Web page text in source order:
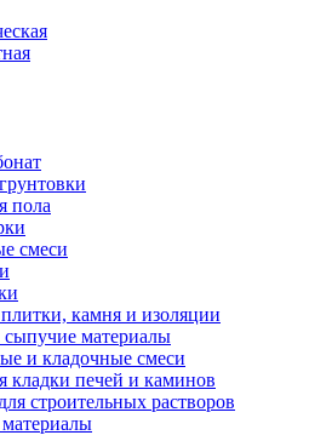
пола
смеси
камня и изоляции
материалы
и кладочные смеси
кладки печей и каминов
строительных растворов